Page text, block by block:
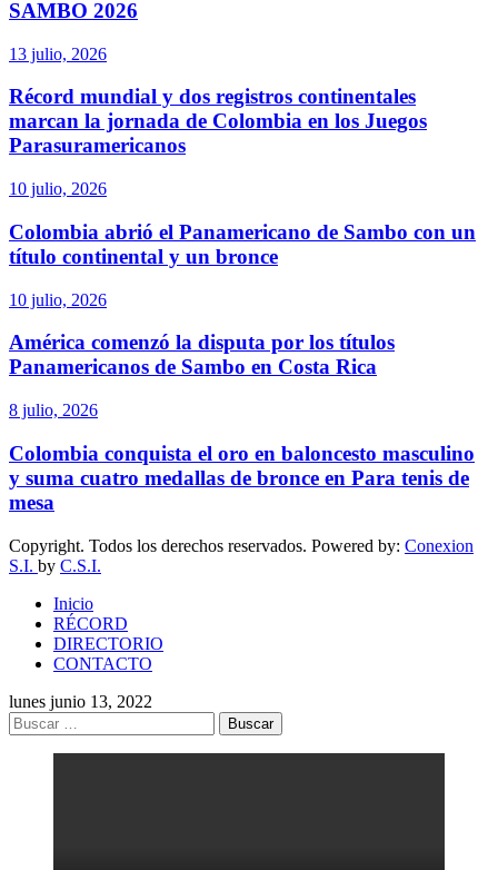
SAMBO 2026
13 julio, 2026
Récord mundial y dos registros continentales
marcan la jornada de Colombia en los Juegos
Parasuramericanos
10 julio, 2026
Colombia abrió el Panamericano de Sambo con un
título continental y un bronce
10 julio, 2026
América comenzó la disputa por los títulos
Panamericanos de Sambo en Costa Rica
8 julio, 2026
Colombia conquista el oro en baloncesto masculino
y suma cuatro medallas de bronce en Para tenis de
mesa
Copyright. Todos los derechos reservados. Powered by: Conexion
S.I. by C.S.I.
Inicio
RÉCORD
DIRECTORIO
CONTACTO
lunes junio 13, 2022
Buscar: